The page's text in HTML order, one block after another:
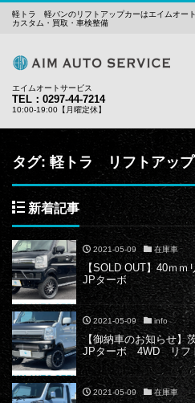
軽トラ 軽バンのリフトアップカーはエイムオー
カスタム・買取・車検整備
エイムオートサービス
TEL：0297-44-7214
10:00-19:00【月曜定休】
タグ: 軽トラ リフトアッ
新着記事
2021-05-09 在庫車
【SOLD OUT】40ｍ
JPターボ
2021-05-09 info
【御納車のお知らせ
JPターボ 4WD リ
2021-05-09 在庫車